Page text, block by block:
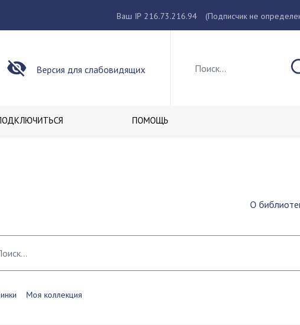
Ваш IP 216.73.216.94 (Подписчик не
Версия для слабовидящих
ПОМОЩЬ
О
Моя коллекция